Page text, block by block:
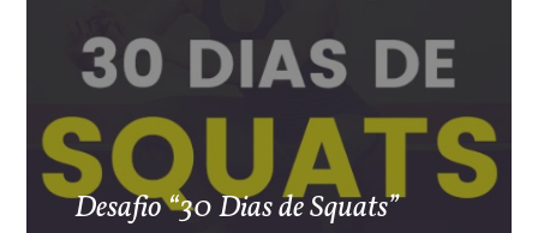
Desafio “30 Dias de Squats”